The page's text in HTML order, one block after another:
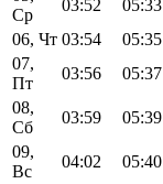
Ср
03:52 05:33
06, Чт 03:54 05:35
07,
Пт
03:56 05:37
08,
Сб
03:59 05:39
09,
Вс
04:02 05:40